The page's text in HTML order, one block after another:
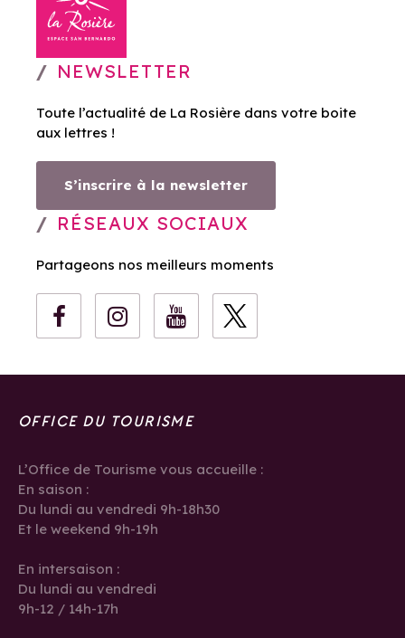
NEWSLETTER
Toute l’actualité de La Rosière dans votre boite
aux lettres !
S’inscrire à la newsletter
RÉSEAUX SOCIAUX
Partageons nos meilleurs moments
OFFICE DU TOURISME
L’Office de Tourisme vous accueille :
En saison :
Du lundi au vendredi 9h-18h30
Et le weekend 9h-19h
En intersaison :
Du lundi au vendredi
9h-12 / 14h-17h